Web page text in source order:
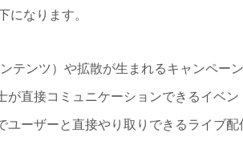
になります。
テンツ）や拡散が生まれるキャンペー
直接コミュニケーションできるイベン
ユーザーと直接やり取りできるライブ配